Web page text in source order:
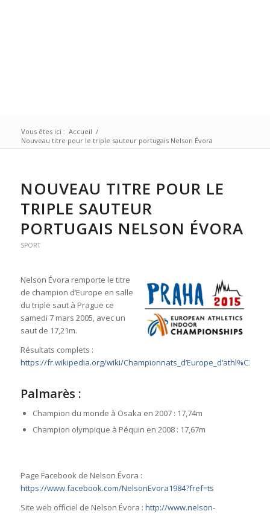
Vous êtes ici : Accueil /
Nouveau titre pour le triple sauteur portugais Nelson Évora
NOUVEAU TITRE POUR LE
TRIPLE SAUTEUR
PORTUGAIS NELSON ÉVORA
SPORT
Nelson Évora remporte le titre
de champion d’Europe en salle
du triple saut à Prague ce
samedi 7 mars 2005, avec un
saut de 17,21m.
Résultats complets :
https://fr.wikipedia.org/wiki/
Palmarès :
Champion du monde à Osaka en 2007 : 17,74m
Champion olympique à Péquin en 2008 : 17,67m
Page Facebook de Nelson Évora :
https://www.facebook.com/NelsonEvora1984?fref=ts
Site web officiel de Nelson Évora : http://www.nelson-